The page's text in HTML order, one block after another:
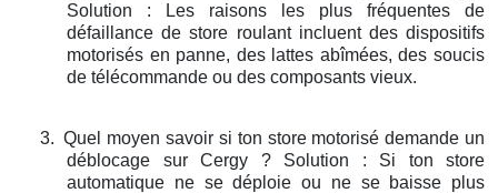
Solution : Les raisons les plus fréquentes de
défaillance de store roulant incluent des dispositifs
motorisés en panne, des lattes abîmées, des soucis
de télécommande ou des composants vieux.
3. Quel moyen savoir si ton store motorisé demande un
déblocage sur Cergy ? Solution : Si ton store
automatique ne se déploie ou ne se baisse plus